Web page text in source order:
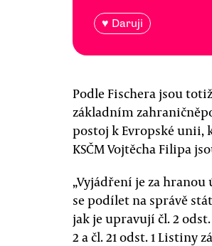
♥ Daruji
Podle Fischera jsou
základním
postoj k Evropské unii,
KSČM Vojtěcha Filipa
„Vyjádření je za
se podílet na správě
jak je upravují čl. 2 odst.
2 a čl. 21 odst. 1 Listiny